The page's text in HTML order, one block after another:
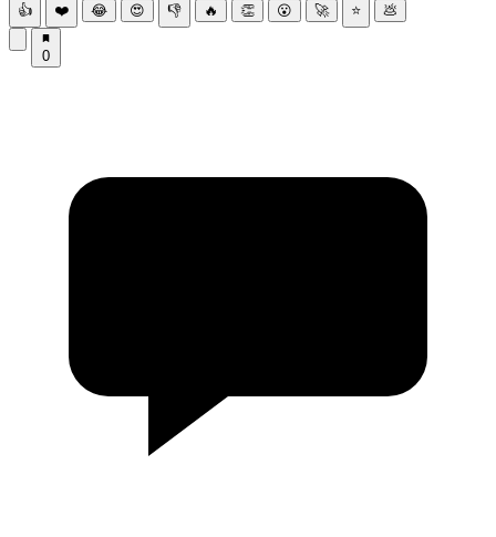
👍 ❤️ 😂 😍 👎 🔥 👏 😮 🚀 ⭐ 💩
0